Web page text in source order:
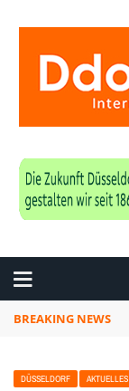
BREAKING NEWS
DÜSSELDORF AKTUELLES